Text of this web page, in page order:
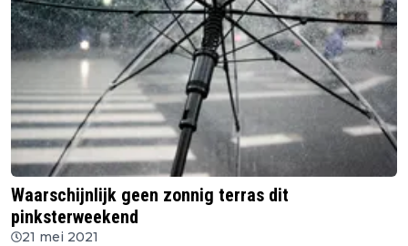
Waarschijnlijk geen zonnig terras dit
pinksterweekend
21 mei 2021